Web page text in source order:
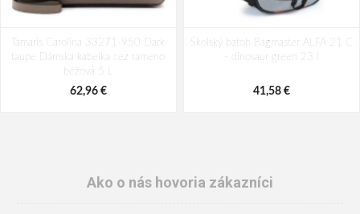
Tamaris Carolina 33271-950 Dark
taupe Dámska kabelka cez rameno
béžová 5 L
62,96 €
Školský batoh Bagmaster ALFA 21 C
- dinosaur green 23 l
41,58 €
Ako o nás hovoria zákazníci